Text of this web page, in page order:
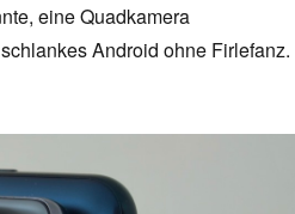
eine Quadkamera
Android ohne Firlefanz.